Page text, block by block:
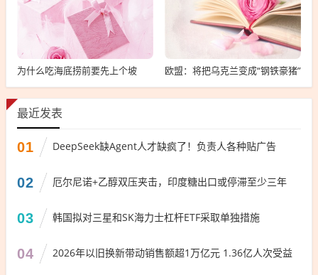
为什么吃海底捞前要先上个坡 欧盟：将把乌克兰变成“钢铁豪猪”
最近发表
01 DeepSeek缺Agent人才缺疯了！负责人各种贴广告
02 厄尔尼诺+乙醇双压夹击，印度糖出口或停滞至少三年
03 韩国拟对三星和SK海力士杠杆ETF采取单独措施
04 2026年以旧换新带动销售额超1万亿元 1.36亿人次受益